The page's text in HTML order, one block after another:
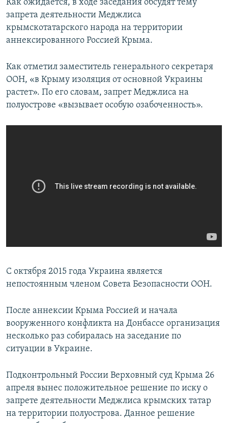
Как ожидается, в ходе заседания обсудят тему
запрета деятельности Меджлиса
крымскотатарского народа на территории
аннексированного Россией Крыма.
Как отметил заместитель генерального секретаря
ООН, «в Крыму изоляция от основной Украины
растет». По его словам, запрет Меджлиса на
полуострове «вызывает особую озабоченность».
С октября 2015 года Украина является
непостоянным членом Совета Безопасности ООН.
После аннексии Крыма Россией и начала
вооруженного конфликта на Донбассе организация
несколько раз собиралась на заседание по
ситуации в Украине.
Подконтрольный России Верховный суд Крыма 26
апреля вынес положительное решение по иску о
запрете деятельности Меджлиса крымских татар
на территории полуострова. Данное решение